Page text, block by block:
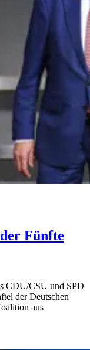
Fünfte
CDU/CSU und SPD
der Deutschen
aus